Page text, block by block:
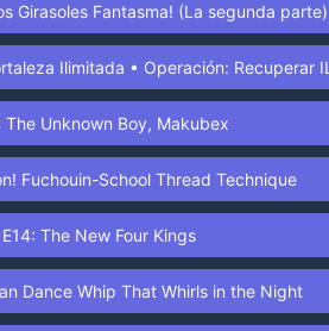
Girasoles Fantasma! (La segunda parte)
Ilimitada • Operación: Recuperar IL
The Unknown Boy, Makubex
Fuchouin-School Thread Technique
The New Four Kings
Dance Whip That Whirls in the Night